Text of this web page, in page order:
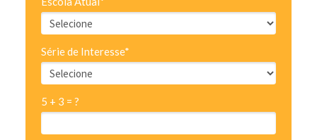
Série de Interesse*
5 + 3 = ?